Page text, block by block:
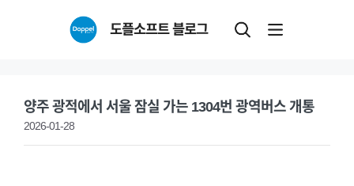
도플소프트 블로그
양주 광적에서 서울 잠실 가는 1304번 광역버스 개통
2026-01-28